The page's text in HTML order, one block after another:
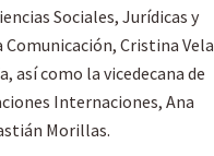
Sociales, Jurídicas y
Comunicación, Cristina Vela
así como la vicedecana de
Internaciones, Ana
Morillas.